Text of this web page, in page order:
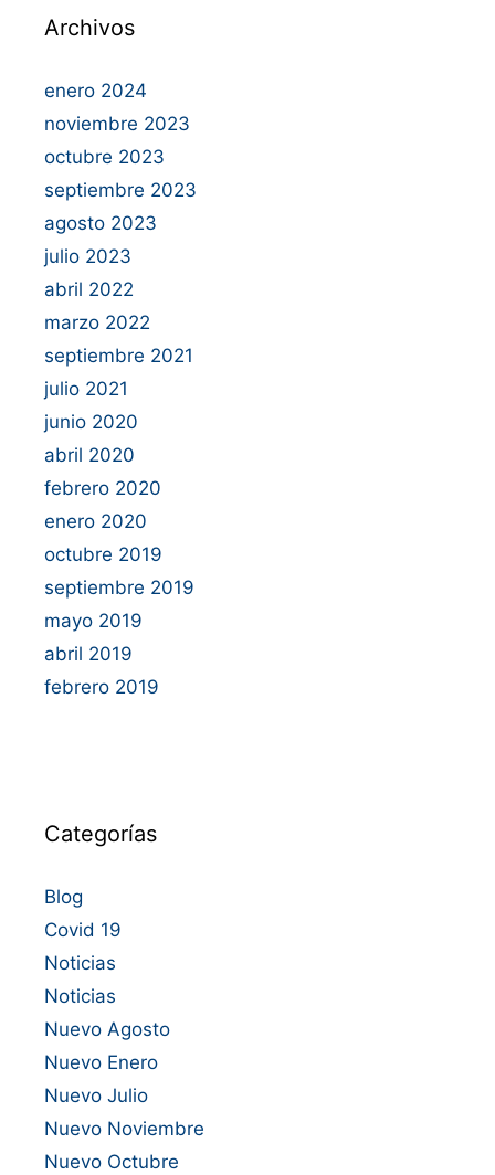
Archivos
enero 2024
noviembre 2023
octubre 2023
septiembre 2023
agosto 2023
julio 2023
abril 2022
marzo 2022
septiembre 2021
julio 2021
junio 2020
abril 2020
febrero 2020
enero 2020
octubre 2019
septiembre 2019
mayo 2019
abril 2019
febrero 2019
Categorías
Blog
Covid 19
Noticias
Noticias
Nuevo Agosto
Nuevo Enero
Nuevo Julio
Nuevo Noviembre
Nuevo Octubre